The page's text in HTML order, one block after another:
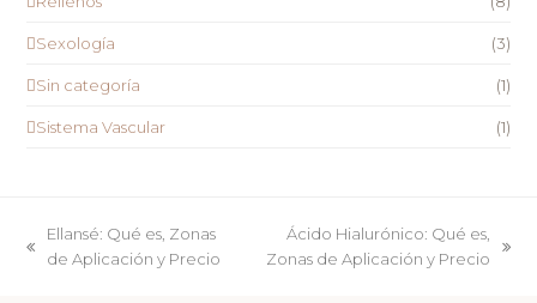
Sexología (3)
Sin categoría (1)
Sistema Vascular (1)
previous
Ellansé: Qué es, Zonas
de Aplicación y Precio
next
Ácido Hialurónico: Qué es,
Zonas de Aplicación y Precio